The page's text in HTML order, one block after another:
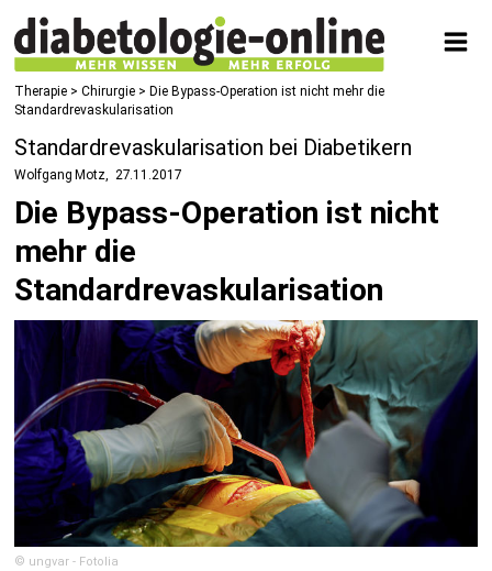
Therapie >Chirurgie > Die Bypass-Operation ist nicht mehr die
Standardrevaskularisation
Standardrevaskularisation bei Diabetikern
Wolfgang Motz 27.11.2017
Die Bypass-Operation ist nicht
mehr die
Standardrevaskularisation
© ungvar - Fotolia